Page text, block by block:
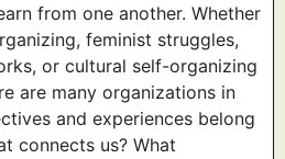
from one another. Whether
feminist struggles,
or cultural self-organizing
are many organizations in
and experiences belong
connects us? What